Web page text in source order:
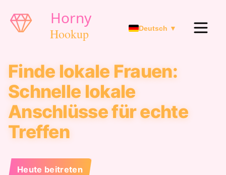
Deutsch ▼
Finde lokale Frauen:
Schnelle lokale
Anschlüsse für echte
Treffen
Heute beitreten